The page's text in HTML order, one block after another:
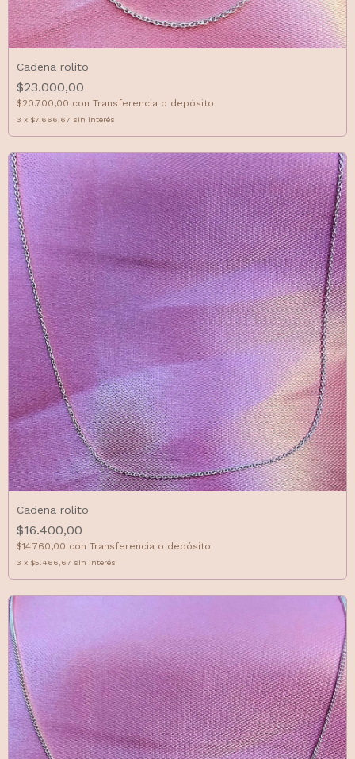
Cadena rolito
$23.000,00
$20.700,00 con Transferencia o depósito
3 x $7.666,67 sin interés
Cadena rolito
$16.400,00
$14.760,00 con Transferencia o depósito
3 x $5.466,67 sin interés